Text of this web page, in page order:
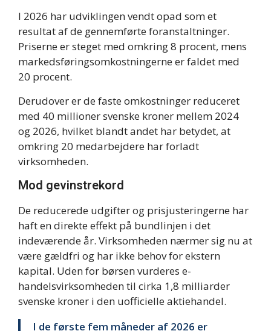
I 2026 har udviklingen vendt opad som et
resultat af de gennemførte foranstaltninger.
Priserne er steget med omkring 8 procent, mens
markedsføringsomkostningerne er faldet med
20 procent.
Derudover er de faste omkostninger reduceret
med 40 millioner svenske kroner mellem 2024
og 2026, hvilket blandt andet har betydet, at
omkring 20 medarbejdere har forladt
virksomheden.
Mod gevinstrekord
De reducerede udgifter og prisjusteringerne har
haft en direkte effekt på bundlinjen i det
indeværende år. Virksomheden nærmer sig nu at
være gældfri og har ikke behov for ekstern
kapital. Uden for børsen vurderes e-
handelsvirksomheden til cirka 1,8 milliarder
svenske kroner i den uofficielle aktiehandel.
I de første fem måneder af 2026 er